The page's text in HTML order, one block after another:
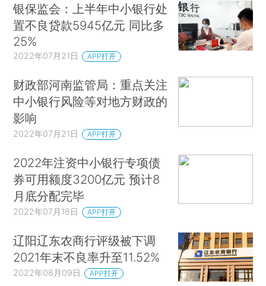
银保监会：上半年中小银行处
置不良贷款5945亿元 同比多
25%
2022年07月21日 APP打开
财政部河南监管局：重点关注
中小银行风险等对地方财政的
影响
2022年07月21日 APP打开
2022年注资中小银行专项债
券可用额度3200亿元 预计8
月底分配完毕
2022年07月18日 APP打开
辽阳辽东农商行评级被下调
2021年末不良率升至11.52%
2022年08月09日 APP打开